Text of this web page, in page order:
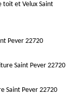
toit et Velux Saint
Pever 22720
Saint Pever 22720
Saint Pever 22720